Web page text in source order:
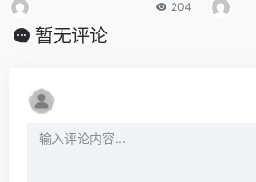
204
暂无评论